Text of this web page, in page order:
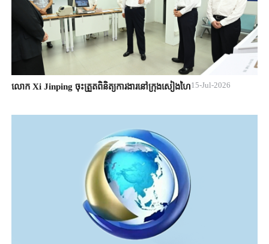
លោក Xi Jinping ចុះត្រួតពិនិត្យការងារនៅក្រុងសៀងហៃ15-Jul-2026